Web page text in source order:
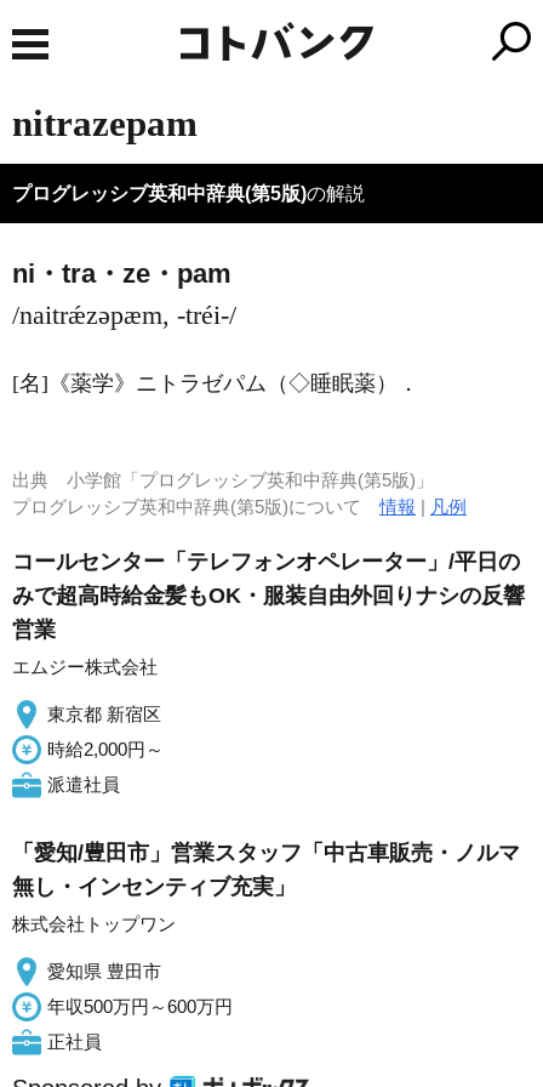
nitrazepam
プログレッシブ英和中辞典(第5版)の解説
ni・tra・ze・pam
/naitrǽzəpæm, -tréi-/
[名] 《薬学》 ニトラゼパム（◇睡眠薬） ．
出典 小学館「プログレッシブ英和中辞典(第5版)」
プログレッシブ英和中辞典(第5版)について情報 | 凡例
コールセンター「テレフォンオペレーター」/平日の
みで超高時給金髪もOK・服装自由外回りナシの反響
営業
エムジー株式会社
東京都 新宿区
時給2,000円～
派遣社員
「愛知/豊田市」営業スタッフ「中古車販売・ノルマ
無し・インセンティブ充実」
株式会社トップワン
愛知県 豊田市
年収500万円～600万円
正社員